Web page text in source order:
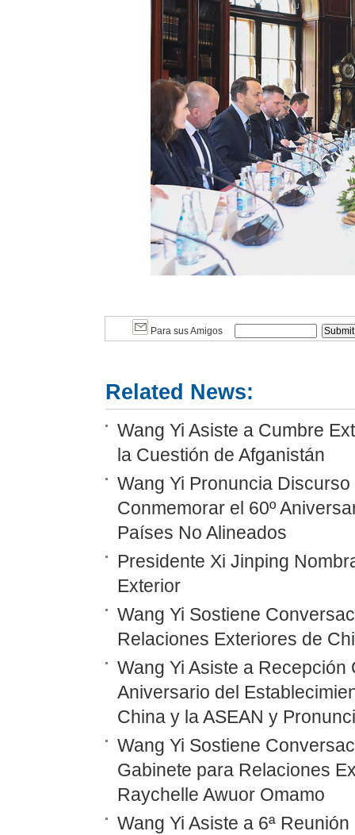
Para sus Amigos
Related News:
Wang Yi Asiste a Cumbre
la Cuestión de Afganistán
Wang Yi Pronuncia
Conmemorar el 60º
Países No Alineados
Presidente Xi Jinping
Exterior
Wang Yi Sostiene
Relaciones Exteriores de
Wang Yi Asiste a Recepción
Aniversario del
China y la ASEAN y
Wang Yi Sostiene
Gabinete para Relaciones
Raychelle Awuor Omamo
Wang Yi Asiste a 6ª